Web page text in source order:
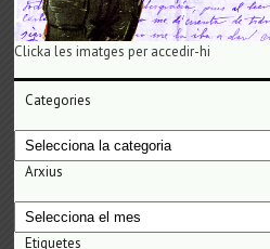
Clicka les imatges per accedir-hi
Categories
Categories
Arxius
Arxius
Etiquetes